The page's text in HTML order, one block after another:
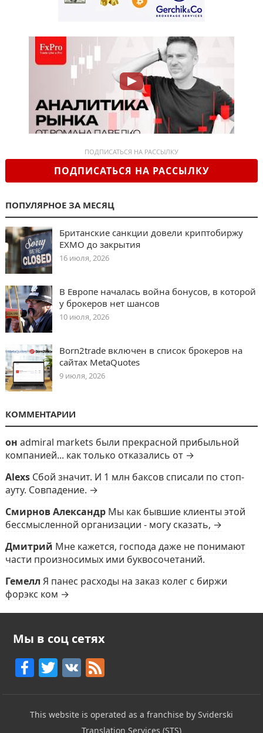
ПОДПИСАТЬСЯ НА РАССЫЛКУ
ПОДПИСАТЬСЯ НА РАССЫЛКУ
ПОПУЛЯРНОЕ ЗА МЕСЯЦ
Британские санкции довели криптобиржу
EXMO до закрытия
16 июля, 2026
В Европе началась война бонусов, в которой
у брокеров нет шансов
10 июля, 2026
Born2trade включен в список брокеров на
сайтах MetaQuotes
9 июля, 2026
КОММЕНТАРИИ
он admiral markets были прекрасной прибыльной
компанией... как только отказались от →
Alexs Сбой значит. И 1 млн баксов списали по стоп-
ауту. Совпадение. →
Смирнов Александр Мы как бывшие клиенты этой
бессмысленной организации - могу сказать, →
Дмитрий Мне кажется, господа даже не понимают
части произносимых ими буквосочетаний.
Гемелл Я панес расходы на заказ колег с биржи
форэкс ком →
Мы в соц сетях
F
c
e
T
itt
er
V F
e
d
This website is operated as a franchise by Sviderski
Translation Services (STS)